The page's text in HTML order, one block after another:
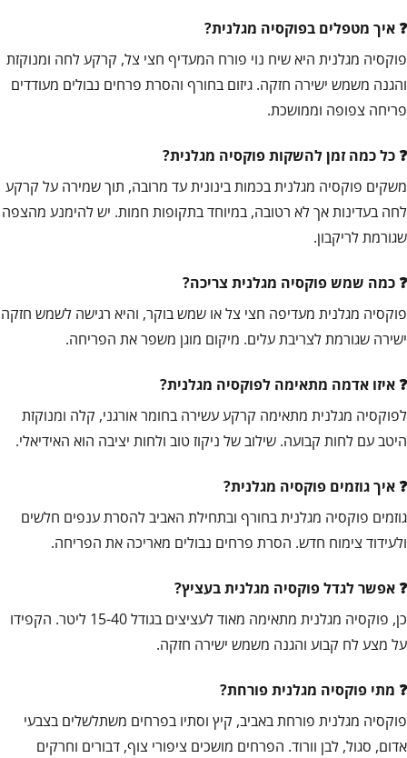
איך מטפלים בפוקסיה מגלנית?
פוקסיה מגלנית היא שיח נוי פורח המעדיף חצי צל, קרקע לחה ומנוקזת
והגנה משמש ישירה חזקה. גיזום בחורף והסרת פרחים נבולים מעודדים
פריחה צפופה וממושכת.
כל כמה זמן להשקות פוקסיה מגלנית?
משקים פוקסיה מגלנית בכמות בינונית עד מרובה, תוך שמירה על קרקע
לחה בעדינות אך לא רטובה, במיוחד בתקופות חמות. יש להימנע מהצפה
שגורמת לריקבון.
כמה שמש פוקסיה מגלנית צריכה?
פוקסיה מגלנית מעדיפה חצי צל או שמש בוקר, והיא רגישה לשמש חזקה
ישירה שגורמת לצריבת עלים. מיקום מוגן משפר את הפריחה.
איזו אדמה מתאימה לפוקסיה מגלנית?
לפוקסיה מגלנית מתאימה קרקע עשירה בחומר אורגני, קלה ומנוקזת
היטב עם לחות קבועה. שילוב של ניקוז טוב ולחות יציבה הוא האידיאלי.
איך גוזמים פוקסיה מגלנית?
גוזמים פוקסיה מגלנית בחורף ובתחילת האביב להסרת ענפים חלשים
ולעידוד צימוח חדש. הסרת פרחים נבולים מאריכה את הפריחה.
אפשר לגדל פוקסיה מגלנית בעציץ?
כן, פוקסיה מגלנית מתאימה מאוד לעציצים בגודל 15-40 ליטר. הקפידו
על מצע לח קבוע והגנה משמש ישירה חזקה.
מתי פוקסיה מגלנית פורחת?
פוקסיה מגלנית פורחת באביב, קיץ וסתיו בפרחים משתלשלים בצבעי
אדום, סגול, לבן וורוד. הפרחים מושכים ציפורי צוף, דבורים וחרקים